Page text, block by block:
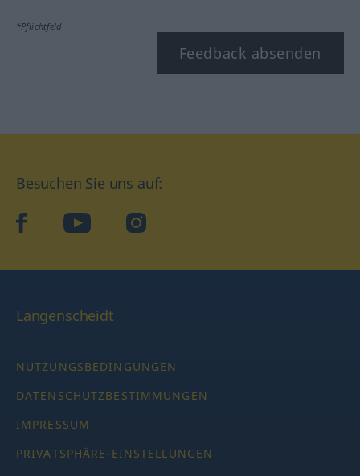
*Pflichtfeld
Feedback absenden
Besuchen Sie uns auf:
facebookYouTube Instagram
Langenscheidt
NUTZUNGSBEDINGUNGEN
DATENSCHUTZBESTIMMUNGEN
IMPRESSUM
PRIVATSPHÄRE-EINSTELLUNGEN